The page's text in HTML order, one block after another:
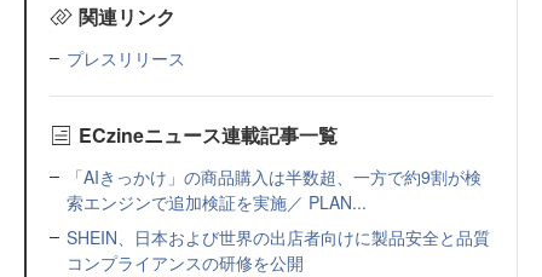
関連リンク
プレスリリース
ECzineニュース連載記事一覧
「AIきっかけ」の商品購入は半数超、一方で約9割が検
索エンジンで追加検証を実施／ PLAN...
SHEIN、日本および世界の出店者向けに製品安全と品質
コンプライアンスの研修を公開